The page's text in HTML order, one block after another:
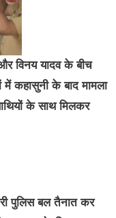
विनय यादव के बीच
में कहासुनी के बाद मामला
के साथ मिलकर
पुलिस बल तैनात कर